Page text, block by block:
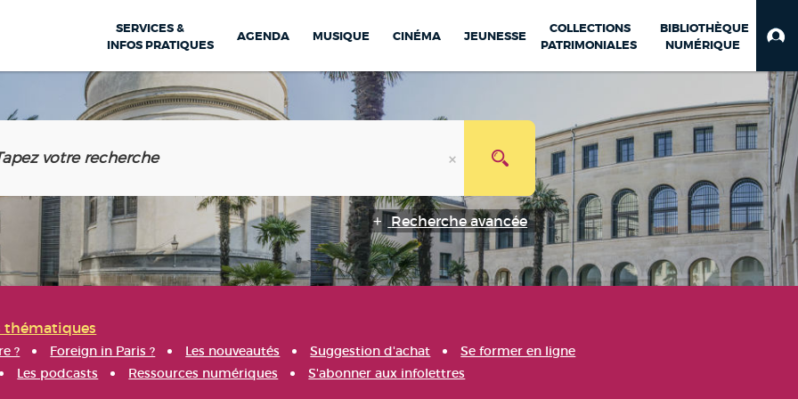
SERVICES &
INFOS PRATIQUES
AGENDA MUSIQUE CINÉMA JEUNESSE
COLLECTIONS
PATRIMONIALES
BIBLIOTHÈQUE
NUMÉRIQUE
Recherche avancée
thématiques
? Foreign in Paris ? Les nouveautés Suggestion d'achat
Se former en ligne
Les podcasts Ressources numériques S'abonner aux infolettres